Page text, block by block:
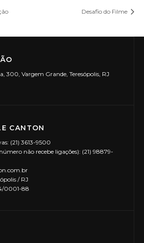
Desafio do Filme
300, Vargem Grande, Teresópolis, RJ
CANTON
(21) 3613-9500
não recebe ligações): (21) 98879-
/ RJ
0001-88